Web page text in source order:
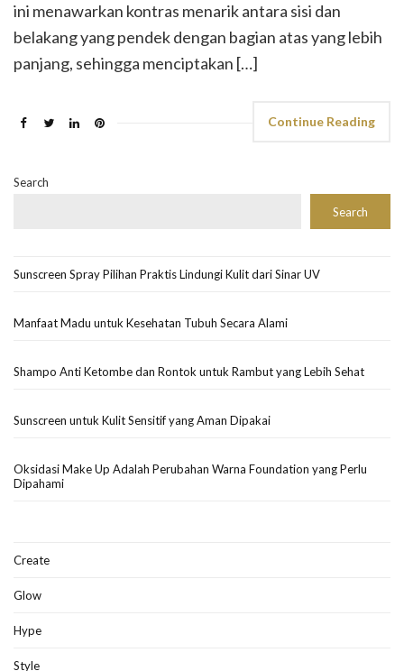
ini menawarkan kontras menarik antara sisi dan
belakang yang pendek dengan bagian atas yang lebih
panjang, sehingga menciptakan […]
Continue Reading
Search
Search
Sunscreen Spray Pilihan Praktis Lindungi Kulit dari Sinar UV
Manfaat Madu untuk Kesehatan Tubuh Secara Alami
Shampo Anti Ketombe dan Rontok untuk Rambut yang Lebih Sehat
Sunscreen untuk Kulit Sensitif yang Aman Dipakai
Oksidasi Make Up Adalah Perubahan Warna Foundation yang Perlu
Dipahami
Create
Glow
Hype
Style